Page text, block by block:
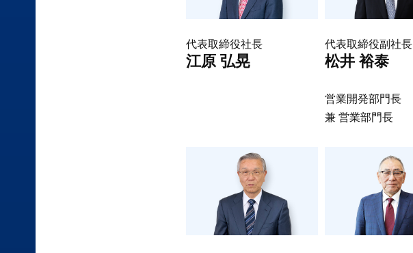
代表取締役社長
江原 弘晃
代表取締役副社長
松井 裕泰
営業開発部門長
兼 営業部門長